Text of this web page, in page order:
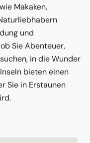
Makaken,
und
Sie Abenteuer,
in die Wunder
bieten einen
Sie in Erstaunen